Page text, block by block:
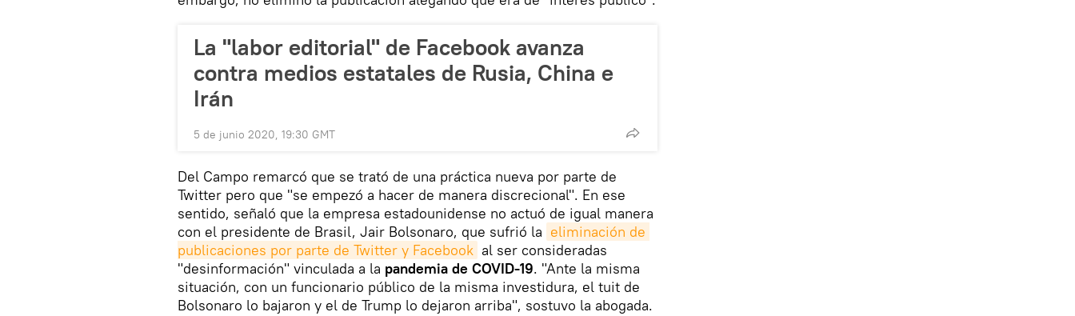
La "labor editorial" de Facebook avanza
contra medios estatales de Rusia, China e
Irán
5 de junio 2020, 19:30 GMT
Del Campo remarcó que se trató de una práctica nueva por parte de
Twitter pero que "se empezó a hacer de manera discrecional". En ese
sentido, señaló que la empresa estadounidense no actuó de igual manera
con el presidente de Brasil, Jair Bolsonaro, que sufrió la eliminación de
publicaciones por parte de Twitter y Facebook al ser consideradas
"desinformación" vinculada a la pandemia de COVID-19. "Ante la misma
situación, con un funcionario público de la misma investidura, el tuit de
Bolsonaro lo bajaron y el de Trump lo dejaron arriba", sostuvo la abogada.